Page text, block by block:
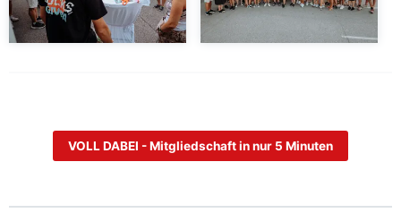
VOLL DABEI - Mitgliedschaft in nur 5 Minuten